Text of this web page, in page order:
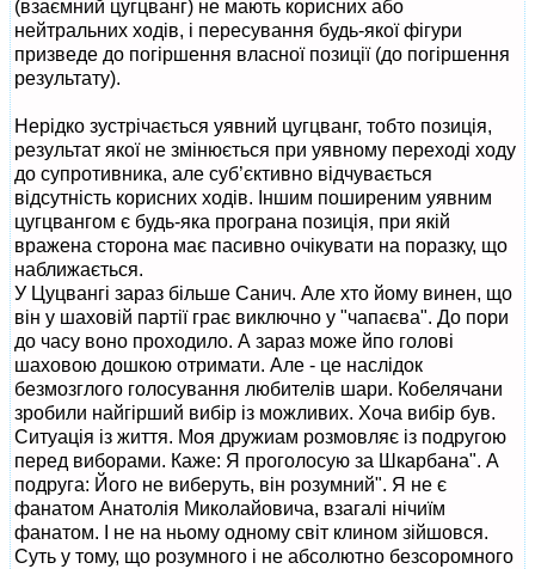
(взаємний цугцванг) не мають корисних або
нейтральних ходів, і пересування будь-якої фігури
призведе до погіршення власної позиції (до погіршення
результату).
Нерідко зустрічається уявний цугцванг, тобто позиція,
результат якої не змінюється при уявному переході ходу
до супротивника, але суб’єктивно відчувається
відсутність корисних ходів. Іншим поширеним уявним
цугцвангом є будь-яка програна позиція, при якій
вражена сторона має пасивно очікувати на поразку, що
наближається.
У Цуцвангі зараз більше Санич. Але хто йому винен, що
він у шаховій партії грає виключно у "чапаєва". До пори
до часу воно проходило. А зараз може йпо голові
шаховою дошкою отримати. Але - це наслідок
безмозглого голосування любителів шари. Кобелячани
зробили найгірший вибір із можливих. Хоча вибір був.
Ситуація із життя. Моя дружиам розмовляє із подругою
перед виборами. Каже: Я проголосую за Шкарбана". А
подруга: Його не виберуть, він розумний". Я не є
фанатом Анатолія Миколайовича, взагалі нічиїм
фанатом. І не на ньому одному світ клином зійшовся.
Суть у тому, що розумного і не абсолютно безсоромного